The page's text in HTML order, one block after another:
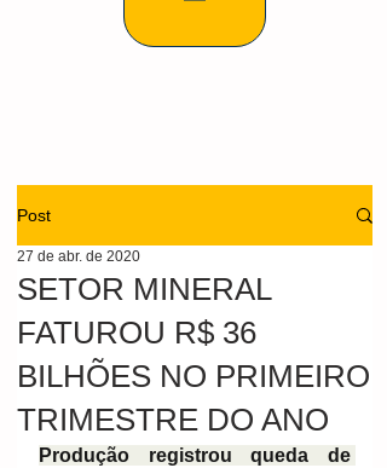
Post
SETOR MINERAL
FATUROU R$ 36
BILHÕES NO PRIMEIRO
TRIMESTRE DO ANO
27 de abr. de 2020
Produção registrou queda de